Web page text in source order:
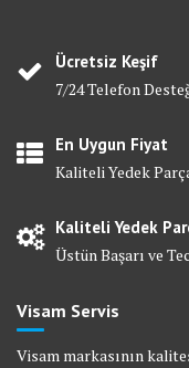
Ücretsiz Keşif
7/24 Telefon
En Uygun Fiyat
Kaliteli Yedek
Kaliteli Yedek
Üstün Başarı ve
Visam Servis
Visam markasının